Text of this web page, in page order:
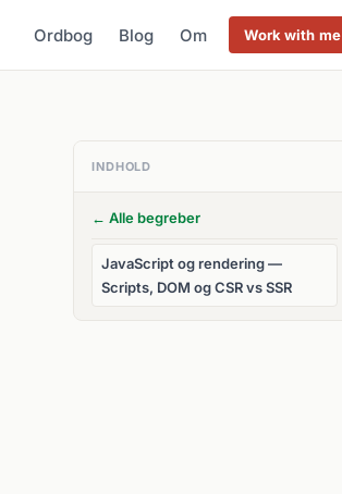
Ordbog Blog Om Work with me
INDHOLD
← Alle begreber
JavaScript og rendering —
Scripts, DOM og CSR vs SSR